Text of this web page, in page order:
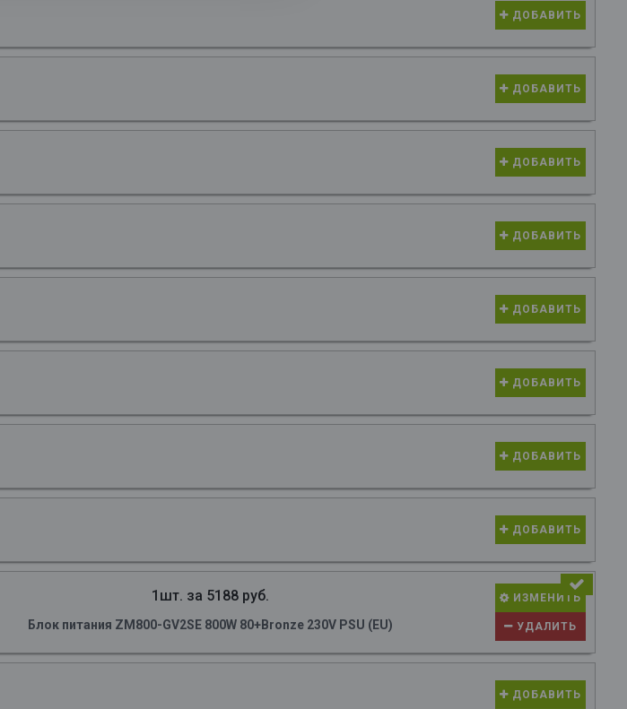
ДОБАВИТЬ
ДОБАВИТЬ
ДОБАВИТЬ
ДОБАВИТЬ
ДОБАВИТЬ
ДОБАВИТЬ
ДОБАВИТЬ
ДОБАВИТЬ
1шт. за 5188 руб.
Блок питания ZM800-GV2SE 800W 80+Bronze 230V PSU (EU)
ИЗМЕНИТЬ
УДАЛИТЬ
ДОБАВИТЬ